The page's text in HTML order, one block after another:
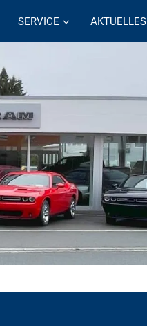
SERVICE AKTUELLES